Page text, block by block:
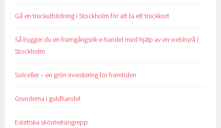
Gå en truckutbildning i Stockholm för att ta ett truckkort
Så bygger du en framgångsrik e-handel med hjälp av en webbyrå i
Stockholm
Solceller – en grön investering för framtiden
Grunderna i guldhandel
Estetiska skönhetsingrepp